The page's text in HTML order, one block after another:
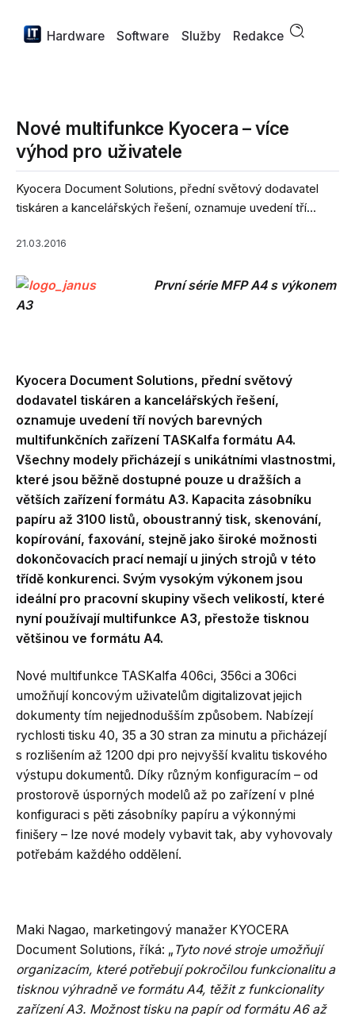
Hardware Software Služby Redakce
Nové multifunkce Kyocera – více
výhod pro uživatele
Kyocera Document Solutions, přední světový dodavatel
tiskáren a kancelářských řešení, oznamuje uvedení tří...
21.03.2016
První série MFP A4 s výkonem
A3
Kyocera Document Solutions, přední světový
dodavatel tiskáren a kancelářských řešení,
oznamuje uvedení tří nových barevných
multifunkčních zařízení TASKalfa formátu A4.
Všechny modely přicházejí s unikátními vlastnostmi,
které jsou běžně dostupné pouze u dražších a
větších zařízení formátu A3. Kapacita zásobníku
papíru až 3100 listů, oboustranný tisk, skenování,
kopírování, faxování, stejně jako široké možnosti
dokončovacích prací nemají u jiných strojů v této
třídě konkurenci. Svým vysokým výkonem jsou
ideální pro pracovní skupiny všech velikostí, které
nyní používají multifunkce A3, přestože tisknou
většinou ve formátu A4.
Nové multifunkce TASKalfa 406ci, 356ci a 306ci
umožňují koncovým uživatelům digitalizovat jejich
dokumenty tím nejjednodušším způsobem. Nabízejí
rychlosti tisku 40, 35 a 30 stran za minutu a přicházejí
s rozlišením až 1200 dpi pro nejvyšší kvalitu tiskového
výstupu dokumentů. Díky různým konfiguracím – od
prostorově úsporných modelů až po zařízení v plné
konfiguraci s pěti zásobníky papíru a výkonnými
finišery – lze nové modely vybavit tak, aby vyhovovaly
potřebám každého oddělení.
Maki Nagao, marketingový manažer KYOCERA
Document Solutions, říká: „ Tyto nové stroje umožňují
organizacím, které potřebují pokročilou funkcionalitu a
tisknou výhradně ve formátu A4, těžit z funkcionality
zařízení A3. Možnost tisku na papír od formátu A6 až